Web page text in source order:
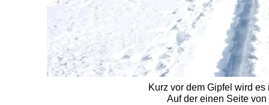
Kurz vor dem Gipfel wird
Auf der einen Seite